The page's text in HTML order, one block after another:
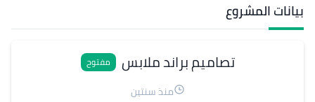
بيانات المشروع
تصاميم براند ملابس مفتوح
منذ سنتين